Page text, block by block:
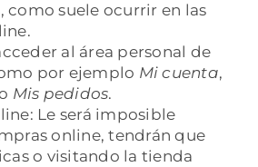
como suele ocurrir en las
al área personal de
por ejemplo Mi cuenta,
Mis pedidos.
Le será imposible
online, tendrán que
o visitando la tienda